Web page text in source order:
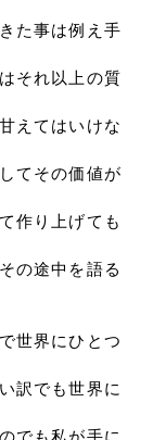
た事は例え手
それ以上の質
えてはいけな
てその価値が
作り上げても
の途中を語る
世界にひとつ
訳でも世界に